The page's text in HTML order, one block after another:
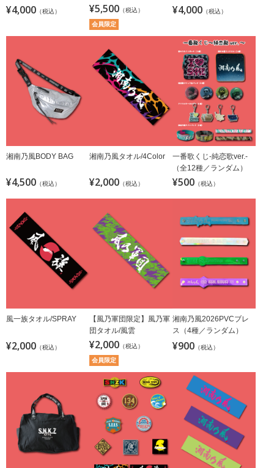
¥4,000 （税込） ¥5,500 （税込）
会員限定
¥4,000 （税込）
湘南乃風BODY BAG
¥4,500 （税込）
湘南乃風タオル/4Color
¥2,000 （税込）
一番歌くじ-純恋歌ver.-
（全12種／ランダム）
¥500 （税込）
風一族タオル/SPRAY
¥2,000 （税込）
【風乃軍団限定】風乃軍
団タオル/風雲
¥2,000 （税込）
会員限定
湘南乃風2026PVCブレ
ス（4種／ランダム）
¥900 （税込）